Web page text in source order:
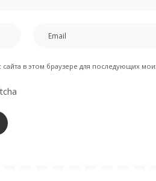
в этом браузере для последующих